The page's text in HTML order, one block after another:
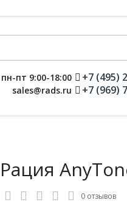
пн-пт 9:00-18:00
sales@rads.ru
+7 (495)
+7 (969)
Рация
0 отзывов